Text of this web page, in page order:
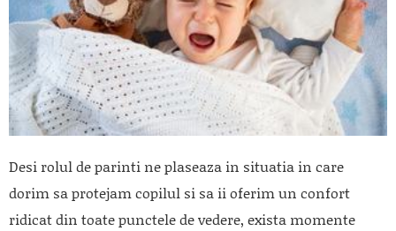
Desi rolul de parinti ne plaseaza in situatia in care
dorim sa protejam copilul si sa ii oferim un confort
ridicat din toate punctele de vedere, exista momente